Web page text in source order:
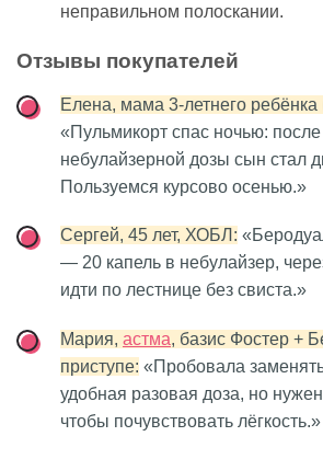
неправильном полоскании.
Отзывы покупателей
Елена, мама 3-летнего ребёнка
«Пульмикорт спас ночью:
небулайзерной дозы сын стал
Пользуемся курсово осенью.»
Сергей, 45 лет, ХОБЛ:
— 20 капель в небулайзер,
идти по лестнице без свиста.»
Мария, астма, базис Фостер +
приступе: «Пробовала
удобная разовая доза, но
чтобы почувствовать лёгкость.»